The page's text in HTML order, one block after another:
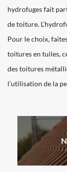
hydrofuges fait
de toiture.
Pour le choix,
toitures en tuiles,
des toitures
l’utilisation de la